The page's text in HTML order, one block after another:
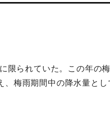
限られていた。この年の
梅雨期間中の降水量と